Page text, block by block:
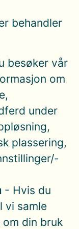
behandler
besøker vår
om
under
plassering,
- Hvis du
vi samle
din bruk